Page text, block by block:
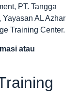
PT. Tangga
AL Azhar
Training Center.
atau